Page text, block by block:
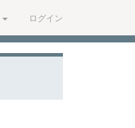
ログイン